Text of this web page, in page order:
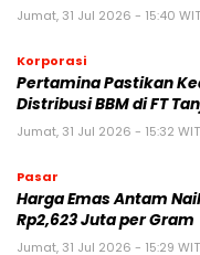
Jumat, 31 Jul 2026 - 15:40
Korporasi
Pertamina Pastikan
Distribusi BBM di FT
Jumat, 31 Jul 2026 - 15:32
Pasar
Harga Emas Antam
Rp2,623 Juta per Gram
Jumat, 31 Jul 2026 - 15:29